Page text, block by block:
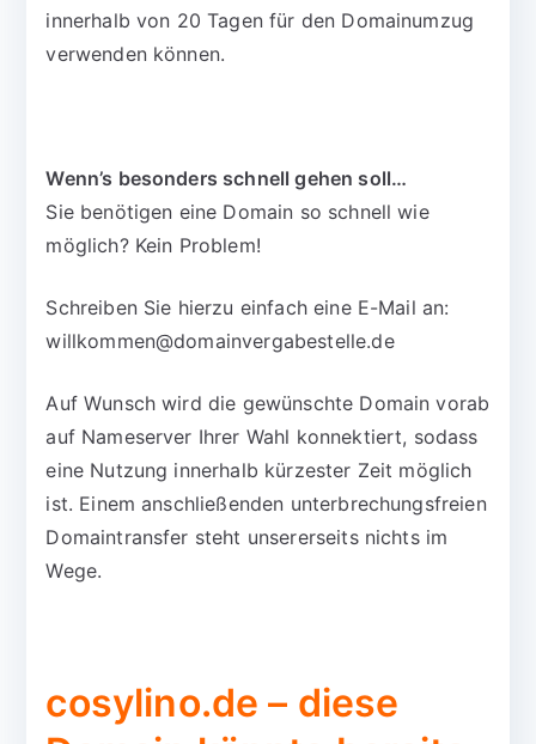
innerhalb von 20 Tagen für den Domainumzug
verwenden können.
Wenn’s besonders schnell gehen soll…
Sie benötigen eine Domain so schnell wie
möglich? Kein Problem!
Schreiben Sie hierzu einfach eine E-Mail an:
willkommen@domainvergabestelle.de
Auf Wunsch wird die gewünschte Domain vorab
auf Nameserver Ihrer Wahl konnektiert, sodass
eine Nutzung innerhalb kürzester Zeit möglich
ist. Einem anschließenden unterbrechungsfreien
Domaintransfer steht unsererseits nichts im
Wege.
cosylino.de – diese